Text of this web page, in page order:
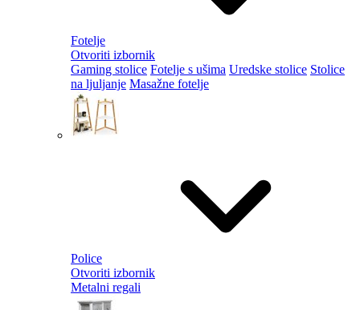
Fotelje
Otvoriti izbornik
Gaming stolice Fotelje s ušima Uredske stolice Stolice
na ljuljanje Masažne fotelje
Police
Otvoriti izbornik
Metalni regali